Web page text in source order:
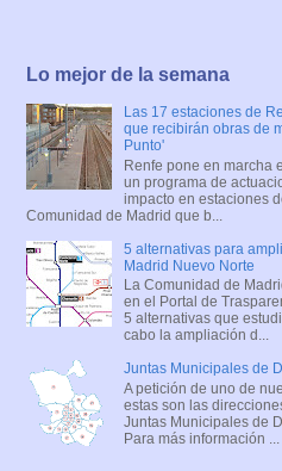
Lo mejor de la semana
Las 17 estaciones de
que recibirán obras de
Punto'
Renfe pone en marcha
un programa de
impacto en estaciones
Comunidad de Madrid que b...
5 alternativas para
Madrid Nuevo Norte
La Comunidad de
en el Portal de
5 alternativas que
cabo la ampliación d...
Juntas Municipales de
A petición de uno de
estas son las
Juntas Municipales de
Para más información ...